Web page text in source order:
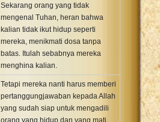
Sekarang orang yang tidak
mengenal Tuhan, heran bahwa
kalian tidak ikut hidup seperti
mereka, menikmati dosa tanpa
batas. Itulah sebabnya mereka
menghina kalian.
Tetapi mereka nanti harus memberi
pertanggungjawaban kepada Allah
yang sudah siap untuk mengadili
orang yang hidup dan yang mati.